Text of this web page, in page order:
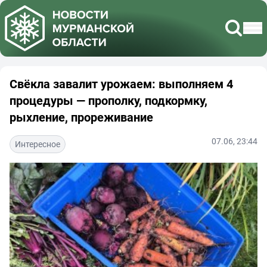
Свёкла завалит урожаем: выполняем 4
процедуры — прополку, подкормку,
рыхление, прореживание
Интересное 07.06, 23:44